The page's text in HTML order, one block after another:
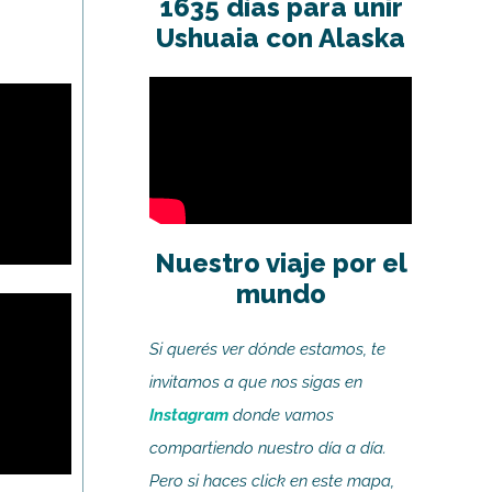
1635 días para unir
Ushuaia con Alaska
Nuestro viaje por el
mundo
Si querés ver dónde estamos, te
invitamos a que nos sigas en
Instagram donde vamos
compartiendo nuestro día a día.
Pero si haces click en este mapa,